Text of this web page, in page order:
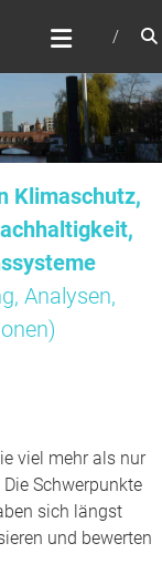
Klimaschutz,
Analysen,
viel mehr als nur
Schwerpunkte
sich längst
und bewerten